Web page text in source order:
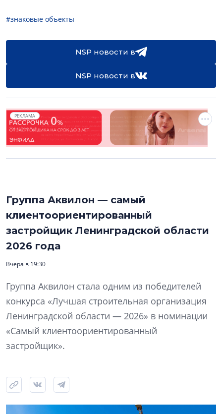
#знаковые объекты
NSP новости в
NSP новости в
РЕКЛАМА
Группа Аквилон — самый
клиентоориентированный
застройщик Ленинградской области
2026 года
Вчера в 19:30
Группа Аквилон стала одним из победителей
конкурса «Лучшая строительная организация
Ленинградской области — 2026» в номинации
«Самый клиентоориентированный
застройщик».